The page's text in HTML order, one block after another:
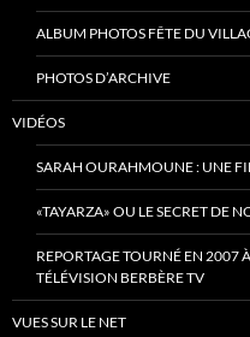
ALBUM PHOTOS FÊTE DU
PHOTOS D’ARCHIVE
VIDÉOS
SARAH OURAHMOUNE : UNE
«TAYARZA» OU LE SECRET DE
REPORTAGE TOURNÉ EN 2007
TÉLÉVISION BERBÈRE TV
VUES SUR LE NET